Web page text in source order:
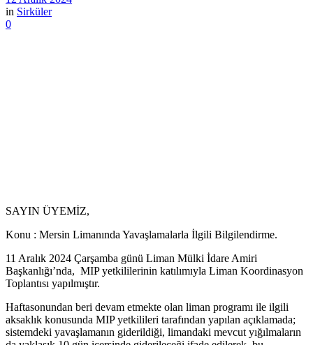
in Sirküler
0
SAYIN ÜYEMİZ,
Konu : Mersin Limanında Yavaşlamalarla İlgili Bilgilendirme.
11 Aralık 2024 Çarşamba günü Liman Mülki İdare Amiri
Başkanlığı’nda, MIP yetkililerinin katılımıyla Liman Koordinasyon
Toplantısı yapılmıştır.
Haftasonundan beri devam etmekte olan liman programı ile ilgili
aksaklık konusunda MIP yetkilileri tarafından yapılan açıklamada;
sistemdeki yavaşlamanın giderildiği, limandaki mevcut yığılmaların